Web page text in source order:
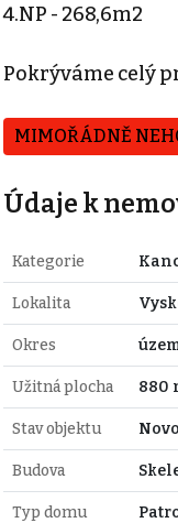
4.NP - 268,6m2
Pokrýváme celý
MIMOŘÁDNĚ
Údaje k
Kategorie
Lokalita
Okres
Užitná plocha 880
Stav objektu
Budova
Typ domu